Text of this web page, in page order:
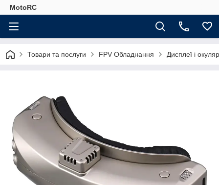
MotoRC
Товари та послуги FPV Обладнання Дисплеї і